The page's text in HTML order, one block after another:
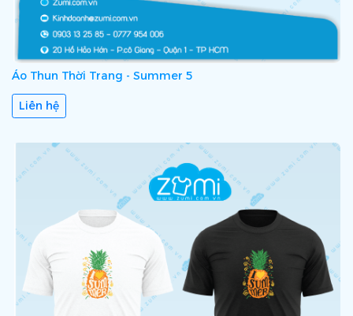
Áo Thun Thời Trang - Summer 5
Liên hệ